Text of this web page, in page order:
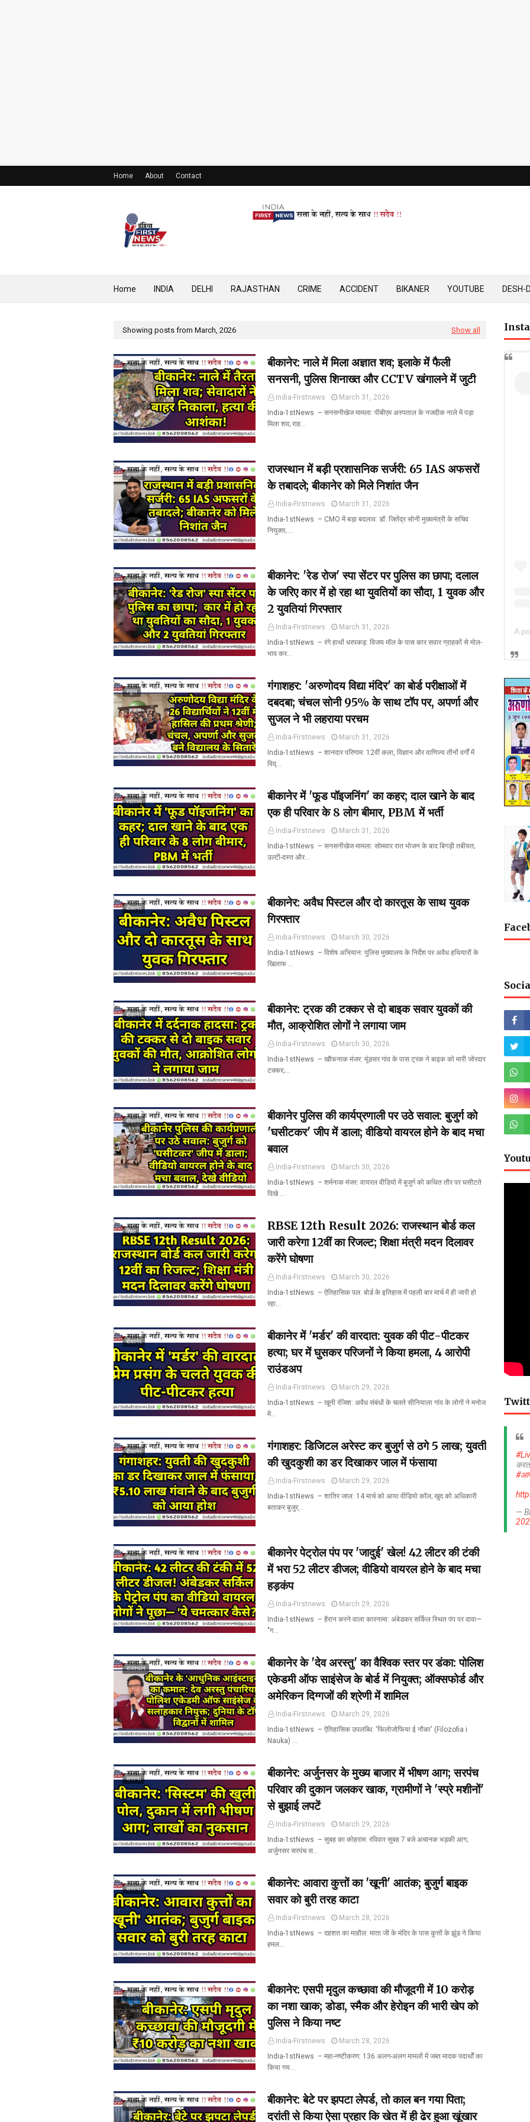
Home About Contact
Home INDIA DELHI RAJASTHAN CRIME ACCIDENT BIKANER YOUTUBE DESH-
Showing posts from March, 2026 Show all
बीकानेर
बीकानेर: नाले में मिला अज्ञात शव; इलाके में फैली
सनसनी, पुलिस शिनाख्त और CCTV खंगालने में जुटी
India-Firstnews
March 31, 2026
India-1stNews ​ – सनसनीखेज मामला: पीबीएम अस्पताल के नजदीक नाले में पड़ा
मिला शव; राह…
सरकारी
राजस्थान में बड़ी प्रशासनिक सर्जरी: 65 IAS अफसरों
के तबादले; बीकानेर को मिले निशांत जैन
India-Firstnews
March 31, 2026
India-1stNews ​ – CMO में बड़ा बदलाव: डॉ. जितेंद्र सोनी मुख्यमंत्री के सचिव
नियुक्त; …
बीकानेर
बीकानेर: 'रेड रोज' स्पा सेंटर पर पुलिस का छापा; दलाल
के जरिए कार में हो रहा था युवतियों का सौदा, 1 युवक और
2 युवतियां गिरफ्तार
India-Firstnews
March 31, 2026
India-1stNews ​ – रंगे हाथों धरपकड़: विजय मॉल के पास कार सवार ग्राहकों से मोल-
भाव कर…
स्कूल
गंगाशहर: 'अरुणोदय विद्या मंदिर' का बोर्ड परीक्षाओं में
दबदबा; चंचल सोनी 95% के साथ टॉप पर, अपर्णा और
सुजल ने भी लहराया परचम
India-Firstnews
March 31, 2026
India-1stNews ​ – शानदार परिणाम: 12वीं कला, विज्ञान और वाणिज्य तीनों वर्गों में
विद्…
स्वास्थ्य
बीकानेर में 'फूड पॉइजनिंग' का कहर; दाल खाने के बाद
एक ही परिवार के 8 लोग बीमार, PBM में भर्ती
India-Firstnews
March 31, 2026
India-1stNews ​ – सनसनीखेज मामला: सोमवार रात भोजन के बाद बिगड़ी तबीयत;
उल्टी-दस्त और…
बीकानेर
बीकानेर: अवैध पिस्टल और दो कारतूस के साथ युवक
गिरफ्तार
India-Firstnews
March 30, 2026
India-1stNews ​ – विशेष अभियान: पुलिस मुख्यालय के निर्देश पर अवैध हथियारों के
खिलाफ …
बीकानेर
बीकानेर: ट्रक की टक्कर से दो बाइक सवार युवकों की
मौत, आक्रोशित लोगों ने लगाया जाम
India-Firstnews
March 30, 2026
India-1stNews ​ – खौफनाक मंजर: मूंडसर गांव के पास ट्रक ने बाइक को मारी जोरदार
टक्कर;…
बीकानेर
बीकानेर पुलिस की कार्यप्रणाली पर उठे सवाल: बुजुर्ग को
'घसीटकर' जीप में डाला; वीडियो वायरल होने के बाद मचा
बवाल
India-Firstnews
March 30, 2026
India-1stNews ​ – शर्मनाक मंजर: वायरल वीडियो में बुजुर्ग को कथित तौर पर घसीटते
दिखे …
शिक्षा
RBSE 12th Result 2026: राजस्थान बोर्ड कल
जारी करेगा 12वीं का रिजल्ट; शिक्षा मंत्री मदन दिलावर
करेंगे घोषणा
India-Firstnews
March 30, 2026
India-1stNews ​ – ऐतिहासिक पल: बोर्ड के इतिहास में पहली बार मार्च में ही जारी हो
रहा…
बीकानेर
बीकानेर में 'मर्डर' की वारदात: युवक की पीट-पीटकर
हत्या; घर में घुसकर परिजनों ने किया हमला, 4 आरोपी
राउंडअप
India-Firstnews
March 29, 2026
India-1stNews ​ – खूनी रंजिश: अवैध संबंधों के चलते सीनियाला गांव के लोगों ने मनोज
मे…
बीकानेर
गंगाशहर: डिजिटल अरेस्ट कर बुजुर्ग से ठगे 5 लाख; युवती
की खुदकुशी का डर दिखाकर जाल में फंसाया
India-Firstnews
March 29, 2026
India-1stNews ​ – शातिर जाल: 14 मार्च को आया वीडियो कॉल; खुद को अधिकारी
बताकर बुजुर्…
बीकानेर
बीकानेर पेट्रोल पंप पर 'जादुई' खेल! 42 लीटर की टंकी
में भरा 52 लीटर डीजल; वीडियो वायरल होने के बाद मचा
हड़कंप
India-Firstnews
March 29, 2026
India-1stNews ​ – हैरान करने वाला कारनामा: अंबेडकर सर्किल स्थित पंप पर दावा—
"ग…
राजस्थान
बीकानेर के 'देव अरस्तु' का वैश्विक स्तर पर डंका: पोलिश
एकेडमी ऑफ साइंसेज के बोर्ड में नियुक्त; ऑक्सफोर्ड और
अमेरिकन दिग्गजों की श्रेणी में शामिल
India-Firstnews
March 29, 2026
India-1stNews ​ – ऐतिहासिक उपलब्धि: 'फिलोजोफिया ई नौका' (Filozofia i
Nauka) …
समस्या
बीकानेर: अर्जुनसर के मुख्य बाजार में भीषण आग; सरपंच
परिवार की दुकान जलकर खाक, ग्रामीणों ने 'स्प्रे मशीनों'
से बुझाई लपटें
India-Firstnews
March 29, 2026
India-1stNews ​ – सुबह का कोहराम: रविवार सुबह 7 बजे अचानक भड़की आग;
अर्जुनसर सरपंच स…
समस्या
बीकानेर: आवारा कुत्तों का 'खूनी' आतंक; बुजुर्ग बाइक
सवार को बुरी तरह काटा
India-Firstnews
March 28, 2026
India-1stNews ​ – दहशत का माहौल: माता जी के मंदिर के पास कुत्तों के झुंड ने किया
हमल…
बीकानेर
बीकानेर: एसपी मृदुल कच्छावा की मौजूदगी में ₹10 करोड़
का नशा खाक; डोडा, स्मैक और हेरोइन की भारी खेप को
पुलिस ने किया नष्ट
India-Firstnews
March 28, 2026
India-1stNews ​ – महा-नष्टीकरण: 136 अलग-अलग मामलों में जब्त मादक पदार्थों का
किया गय…
बीकानेर
बीकानेर: बेटे पर झपटा लेपर्ड, तो काल बन गया पिता;
दरांती से किया ऐसा प्रहार कि खेत में ही ढेर हुआ खूंखार
—